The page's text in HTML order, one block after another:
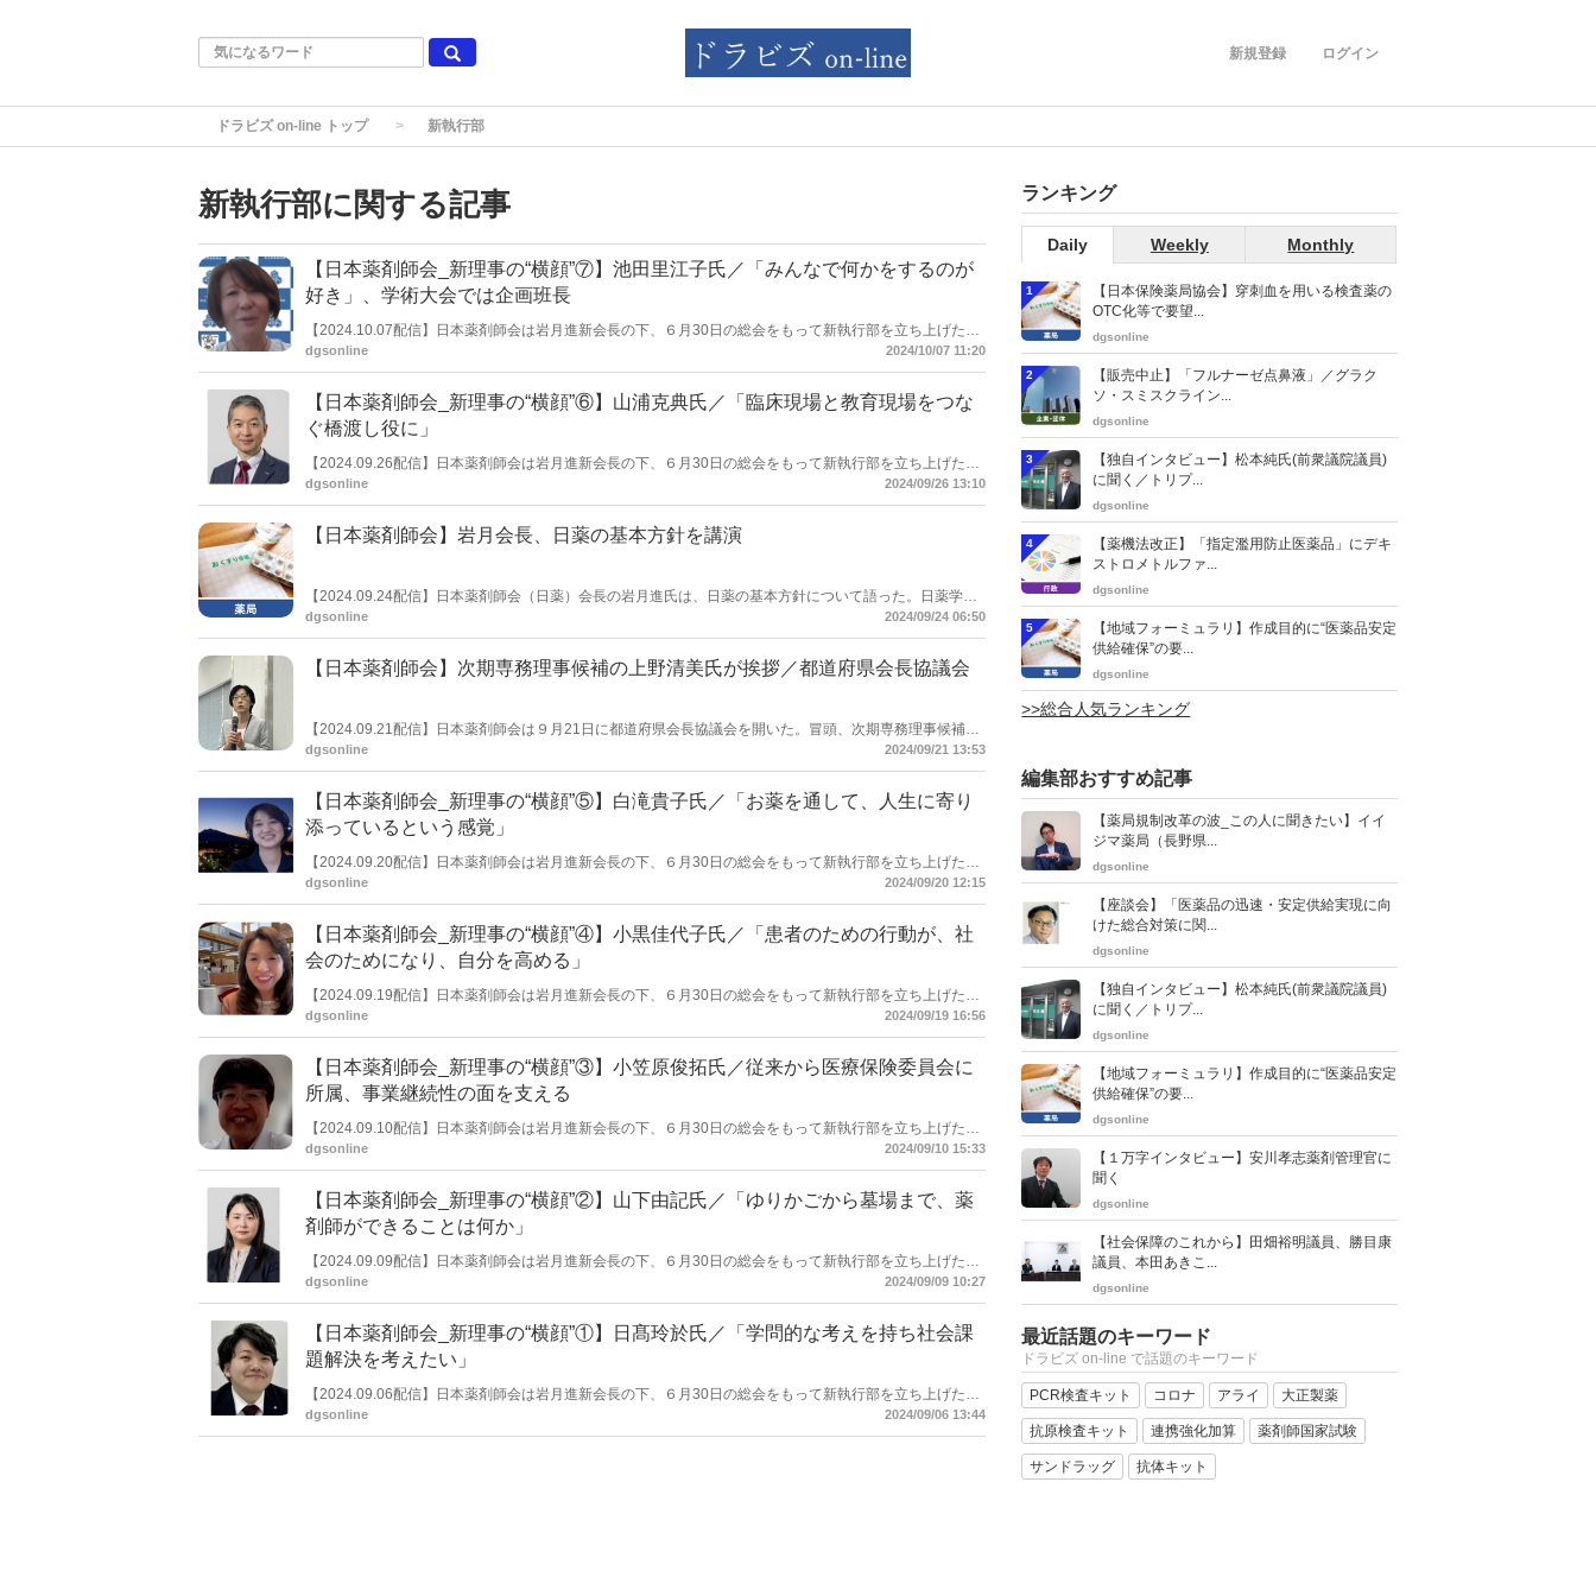
ログイン
新規登録
ドラビズ on-line トップ 新執行部
新執行部に関する記事
【日本薬剤師会_新理事の“横顔”⑦】池田里江子氏／「みんなで何かをするのが
好き」、学術大会では企画班長
【2024.10.07配信】日本薬剤師会は岩月進新会長の下、６月30日の総会をもって新執行部を立ち上げた。
本紙では、その中でも新たに理事になったメンバーに焦点を当てて取材、紹介する。第７回は池田里江子
dgsonline 2024/10/07 11:20
【日本薬剤師会_新理事の“横顔”⑥】山浦克典氏／「臨床現場と教育現場をつな
ぐ橋渡し役に」
【2024.09.26配信】日本薬剤師会は岩月進新会長の下、６月30日の総会をもって新執行部を立ち上げた。
本紙では、その中でも新たに理事になったメンバーに焦点を当てて取材、紹介する。第6回は山浦克典氏。
dgsonline 2024/09/26 13:10
【日本薬剤師会】岩月会長、日薬の基本方針を講演
【2024.09.24配信】日本薬剤師会（日薬）会長の岩月進氏は、日薬の基本方針について語った。日薬学術
大会で講演したもの。以下、講演録。
dgsonline 2024/09/24 06:50
【日本薬剤師会】次期専務理事候補の上野清美氏が挨拶／都道府県会長協議会
【2024.09.21配信】日本薬剤師会は９月21日に都道府県会長協議会を開いた。冒頭、次期専務理事候補で
ある上野清美氏が挨拶した。
dgsonline 2024/09/21 13:53
【日本薬剤師会_新理事の“横顔”⑤】白滝貴子氏／「お薬を通して、人生に寄り
添っているという感覚」
【2024.09.20配信】日本薬剤師会は岩月進新会長の下、６月30日の総会をもって新執行部を立ち上げた。
本紙では、その中でも新たに理事になったメンバーに焦点を当てて取材、紹介する。第５回は白滝貴子
dgsonline 2024/09/20 12:15
【日本薬剤師会_新理事の“横顔”④】小黒佳代子氏／「患者のための行動が、社
会のためになり、自分を高める」
【2024.09.19配信】日本薬剤師会は岩月進新会長の下、６月30日の総会をもって新執行部を立ち上げた。
本紙では、その中でも新たに理事になったメンバーに焦点を当てて取材、紹介する。第４回は小黒佳代子
dgsonline 2024/09/19 16:56
【日本薬剤師会_新理事の“横顔”③】小笠原俊拓氏／従来から医療保険委員会に
所属、事業継続性の面を支える
【2024.09.10配信】日本薬剤師会は岩月進新会長の下、６月30日の総会をもって新執行部を立ち上げた。
本紙では、その中でも新たに理事になったメンバーに焦点を当てて取材、紹介する。第3回は小笠原俊拓
dgsonline 2024/09/10 15:33
【日本薬剤師会_新理事の“横顔”②】山下由記氏／「ゆりかごから墓場まで、薬
剤師ができることは何か」
【2024.09.09配信】日本薬剤師会は岩月進新会長の下、６月30日の総会をもって新執行部を立ち上げた。
本紙では、その中でも新たに理事になったメンバーに焦点を当てて取材、紹介する。第２回は山下由記
dgsonline 2024/09/09 10:27
【日本薬剤師会_新理事の“横顔”①】日髙玲於氏／「学問的な考えを持ち社会課
題解決を考えたい」
【2024.09.06配信】日本薬剤師会は岩月進新会長の下、６月30日の総会をもって新執行部を立ち上げた。
本紙では、その中でも新たに理事になったメンバーに焦点を当てて取材、紹介する。第１回は日髙玲於
dgsonline 2024/09/06 13:44
ランキング
Daily Weekly Monthly
1
【日本保険薬局協会】穿刺血を用いる検査薬の
OTC化等で要望...
dgsonline
2
【販売中止】「フルナーゼ点鼻液」／グラク
ソ・スミスクライン...
dgsonline
3
【独自インタビュー】松本純氏(前衆議院議員)
に聞く／トリプ...
dgsonline
4
【薬機法改正】「指定濫用防止医薬品」にデキ
ストロメトルファ...
dgsonline
5
【地域フォーミュラリ】作成目的に“医薬品安定
供給確保”の要...
dgsonline
>>総合人気ランキング
編集部おすすめ記事
【薬局規制改革の波_この人に聞きたい】イイ
ジマ薬局（長野県...
dgsonline
【座談会】「医薬品の迅速・安定供給実現に向
けた総合対策に関...
dgsonline
【独自インタビュー】松本純氏(前衆議院議員)
に聞く／トリプ...
dgsonline
【地域フォーミュラリ】作成目的に“医薬品安定
供給確保”の要...
dgsonline
【１万字インタビュー】安川孝志薬剤管理官に
聞く
dgsonline
【社会保障のこれから】田畑裕明議員、勝目康
議員、本田あきこ...
dgsonline
最近話題のキーワード
ドラビズ on-line で話題のキーワード
PCR検査キット コロナ アライ 大正製薬
抗原検査キット 連携強化加算 薬剤師国家試験
サンドラッグ 抗体キット